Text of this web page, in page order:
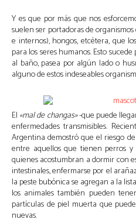
Y es que por más que nos
suelen ser portadoras de
e internos), hongos, etcétera, que
para los seres humanos. Esto
al baño, pasea por algún lado o
alguno de estos indeseables
El «mal de changas»-que puede
enfermedades transmisibles.
Argentina demostró que el riesgo
entre aquellos que tienen perros
quienes acostumbran a dormir con
intestinales, enfermarse por el
la peste bubónica se agregan a la
los animales también pueden
partículas de piel muerta que
nuevas.